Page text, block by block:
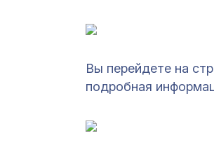
Вы перейдете на
подробная